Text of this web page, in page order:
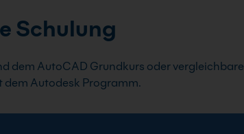
Schulung
dem AutoCAD Grundkurs oder vergleichbare
dem Autodesk Programm.